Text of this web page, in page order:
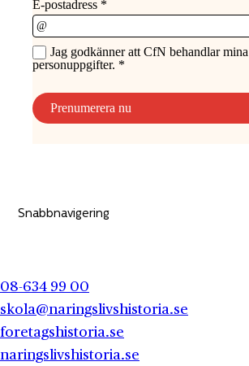
Snabbnavigering
08-634 99 00
skola@naringslivshistoria.se
foretagshistoria.se
naringslivshistoria.se